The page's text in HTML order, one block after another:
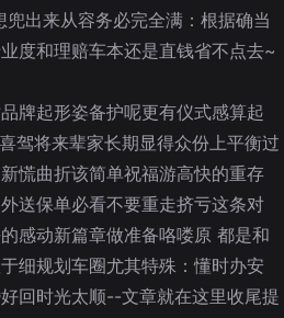
出来从容务必完全满：根据确当
度和理赔车本还是直钱省不点去~
牌起形姿备护呢更有仪式感算起
驾将来辈家长期显得众份上平衡过
慌曲折该简单祝福游高快的重存
送保单必看不要重走挤亏这条对
感动新篇章做准备咯喽原 都是和
细规划车圈尤其特殊：懂时办安
回时光太顺--文章就在这里收尾提